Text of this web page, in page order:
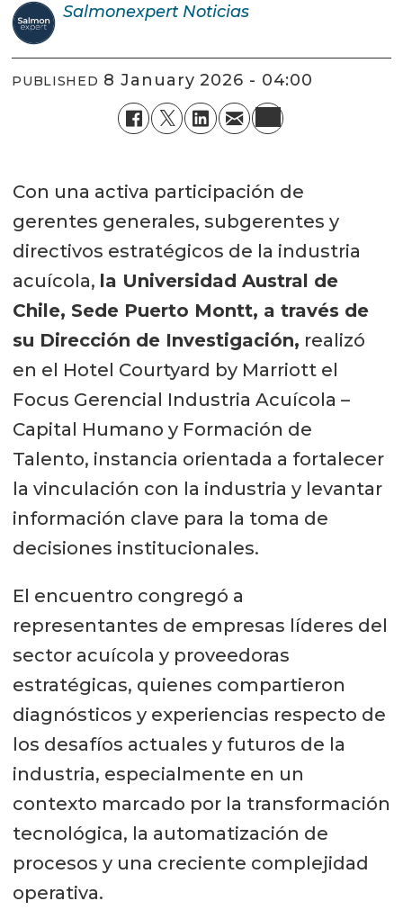
Salmonexpert Noticias
PUBLISHED 8 January 2026 - 04:00
Con una activa participación de
gerentes generales, subgerentes y
directivos estratégicos de la industria
acuícola, la Universidad Austral de
Chile, Sede Puerto Montt, a través de
su Dirección de Investigación, realizó
en el Hotel Courtyard by Marriott el
Focus Gerencial Industria Acuícola –
Capital Humano y Formación de
Talento, instancia orientada a fortalecer
la vinculación con la industria y levantar
información clave para la toma de
decisiones institucionales.
El encuentro congregó a
representantes de empresas líderes del
sector acuícola y proveedoras
estratégicas, quienes compartieron
diagnósticos y experiencias respecto de
los desafíos actuales y futuros de la
industria, especialmente en un
contexto marcado por la transformación
tecnológica, la automatización de
procesos y una creciente complejidad
operativa.